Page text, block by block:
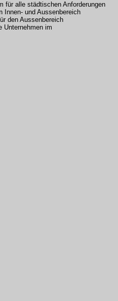
für alle städtischen Anforderungen
Innen- und Aussenbereich
den Aussenbereich
Unternehmen im